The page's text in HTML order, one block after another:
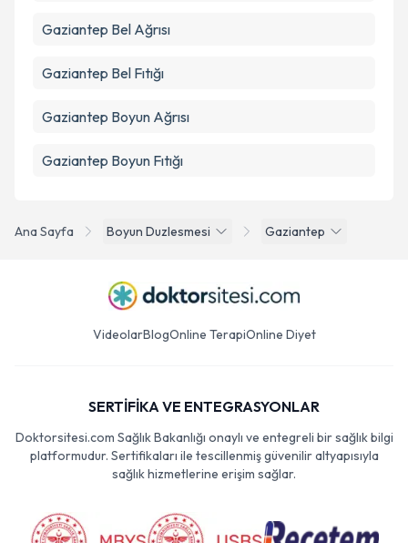
Ana Sayfa Boyun Duzlesmesi Gaziantep
Gaziantep Bel Ağrısı
Gaziantep Bel Fıtığı
Gaziantep Boyun Ağrısı
Gaziantep Boyun Fıtığı
VideolarBlogOnline TerapiOnline Diyet
SERTİFİKA VE ENTEGRASYONLAR
Doktorsitesi.com Sağlık Bakanlığı onaylı ve entegreli bir sağlık bilgi
platformudur. Sertifikaları ile tescillenmiş güvenilir altyapısıyla
sağlık hizmetlerine erişim sağlar.